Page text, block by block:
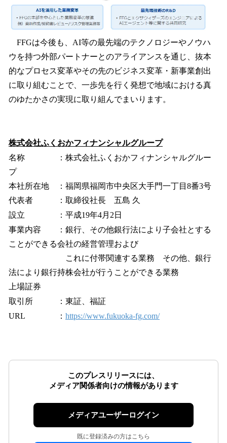
FFGは今後も、AI等の最先端のテクノロジーやノウハ
ウを持つ外部パートナーとのアライアンスを通じ、抜本
的なプロセス変革やその先のビジネス変革・新事業創出
に取り組むことで、一歩先を行く発想で地域における真
のゆたかさの実現に取り組んでまいります。
株式会社ふくおかフィナンシャルグループ
名称 ：株式会社ふくおかフィナンシャルグルー
プ
本社所在地 ：福岡県福岡市中央区大手門一丁目8番3号
代表者 ：取締役社長 五島 久
設立 ：平成19年4月2日
事業内容 ：銀行、その他銀行法により子会社とする
ことができる会社の経営管理および
これに付帯関連する業務 その他、銀行
法により銀行持株会社が行うことができる業務
上場証券
取引所 ：東証、福証
URL ： https://www.fukuoka-fg.com/
このプレスリリースには、
メディア関係者向けの情報があります
メディアユーザーログイン
既に登録済みの方はこちら